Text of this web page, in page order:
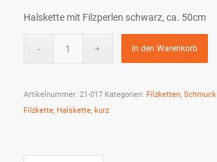
Halskette mit Filzperlen schwarz, ca. 50cm
In den Warenkorb
Artikelnummer: 21-017 Kategorien: Filzketten, Schmuck
Filzkette, Halskette, kurz